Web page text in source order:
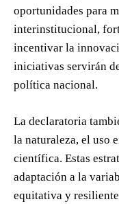
oportunidades para
interinstitucional,
incentivar la
iniciativas servirán
política nacional.
La declaratoria
la naturaleza, el uso
científica. Estas
adaptación a la
equitativa y